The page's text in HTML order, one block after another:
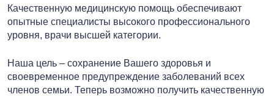
Качественную медицинскую помощь обеспечивают
опытные специалисты высокого профессионального
уровня, врачи высшей категории.
Наша цель – сохранение Вашего здоровья и
своевременное предупреждение заболеваний всех
членов семьи. Теперь возможно получить качественную